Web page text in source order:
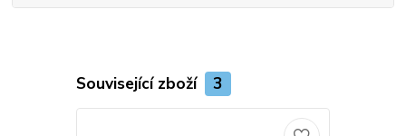
Související zboží 3